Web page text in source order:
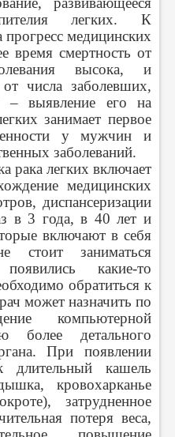
легких. К
медицинских
время смертность от
высока, и
числа заболевших,
– выявление его на
занимает первое
у мужчин и
заболеваний.
рака легких включает
медицинских
диспансеризации
в 3 года, в 40 лет и
включают в себя
заниматься
какие-то
обратиться к
может назначить по
компьютерной
более детального
При появлении
длительный кашель
кровохарканье
затрудненное
потеря веса,